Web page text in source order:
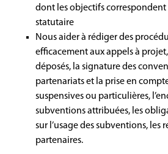
dont les objectifs
statutaire
Nous aider à rédiger des
efficacement aux appels à
déposés, la signature des
partenariats et la prise en
suspensives ou particulières,
subventions attribuées, les
sur l’usage des subventions, les
partenaires.